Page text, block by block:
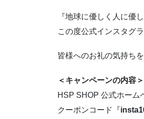
『地球に優しく人に優
この度公式インスタグ
皆様へのお礼の気持ち
＜キャンペーンの内容＞
HSP SHOP 公式ホーム
クーポンコード『